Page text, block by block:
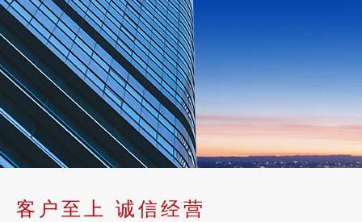
客户至上 诚信经营